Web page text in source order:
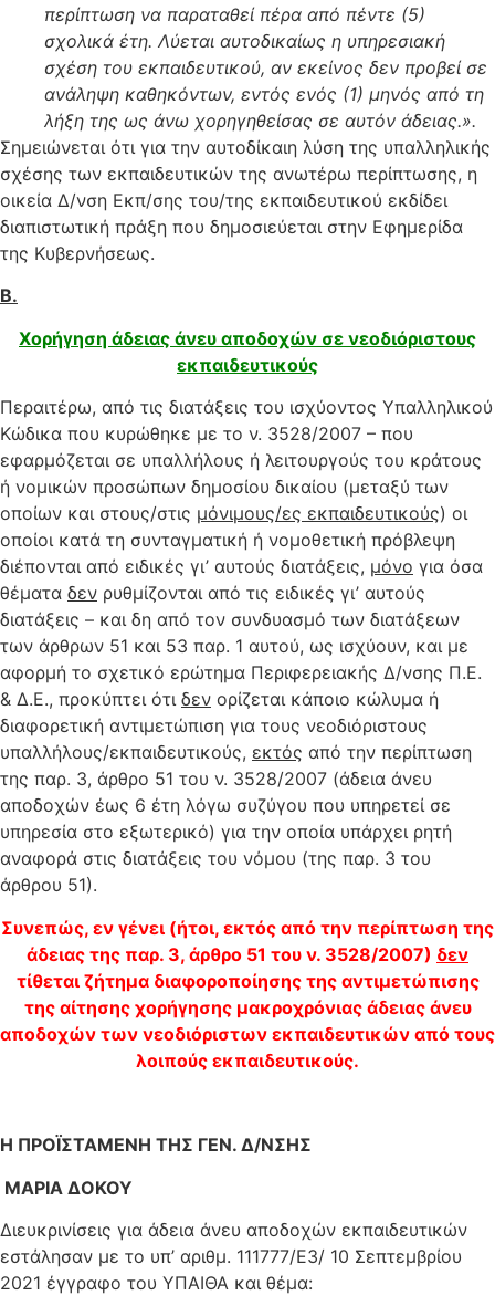
περίπτωση να παραταθεί πέρα από πέντε (5)
σχολικά έτη. Λύεται αυτοδικαίως η υπηρεσιακή
σχέση του εκπαιδευτικού, αν εκείνος δεν προβεί σε
ανάληψη καθηκόντων, εντός ενός (1) μηνός από τη
λήξη της ως άνω χορηγηθείσας σε αυτόν άδειας.».
Σημειώνεται ότι για την αυτοδίκαιη λύση της υπαλληλικής
σχέσης των εκπαιδευτικών της ανωτέρω περίπτωσης, η
οικεία Δ/νση Εκπ/σης του/της εκπαιδευτικού εκδίδει
διαπιστωτική πράξη που δημοσιεύεται στην Εφημερίδα
της Κυβερνήσεως.
Β.
Χορήγηση άδειας άνευ αποδοχών σε νεοδιόριστους
εκπαιδευτικούς
Περαιτέρω, από τις διατάξεις του ισχύοντος Υπαλληλικού
Κώδικα που κυρώθηκε με το ν. 3528/2007 – που
εφαρμόζεται σε υπαλλήλους ή λειτουργούς του κράτους
ή νομικών προσώπων δημοσίου δικαίου (μεταξύ των
οποίων και στους/στις μόνιμους/ες εκπαιδευτικούς) οι
οποίοι κατά τη συνταγματική ή νομοθετική πρόβλεψη
διέπονται από ειδικές γι’ αυτούς διατάξεις, μόνο για όσα
θέματα δεν ρυθμίζονται από τις ειδικές γι’ αυτούς
διατάξεις – και δη από τον συνδυασμό των διατάξεων
των άρθρων 51 και 53 παρ. 1 αυτού, ως ισχύουν, και με
αφορμή το σχετικό ερώτημα Περιφερειακής Δ/νσης Π.Ε.
& Δ.Ε., προκύπτει ότι δεν ορίζεται κάποιο κώλυμα ή
διαφορετική αντιμετώπιση για τους νεοδιόριστους
υπαλλήλους/εκπαιδευτικούς, εκτός από την περίπτωση
της παρ. 3, άρθρο 51 του ν. 3528/2007 (άδεια άνευ
αποδοχών έως 6 έτη λόγω συζύγου που υπηρετεί σε
υπηρεσία στο εξωτερικό) για την οποία υπάρχει ρητή
αναφορά στις διατάξεις του νόμου (της παρ. 3 του
άρθρου 51).
Συνεπώς, εν γένει (ήτοι, εκτός από την περίπτωση της
άδειας της παρ. 3, άρθρο 51 του ν. 3528/2007) δεν
τίθεται ζήτημα διαφοροποίησης της αντιμετώπισης
της αίτησης χορήγησης μακροχρόνιας άδειας άνευ
αποδοχών των νεοδιόριστων εκπαιδευτικών από τους
λοιπούς εκπαιδευτικούς.
Η ΠΡΟΪΣΤΑΜΕΝΗ ΤΗΣ ΓΕΝ. Δ/ΝΣΗΣ
ΜΑΡΙΑ ΔΟΚΟΥ
Διευκρινίσεις για άδεια άνευ αποδοχών εκπαιδευτικών
εστάλησαν με το υπ’ αριθμ. 111777/Ε3/ 10 Σεπτεμβρίου
2021 έγγραφο του ΥΠΑΙΘΑ και θέμα: